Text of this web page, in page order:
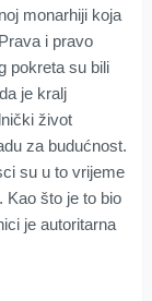
monarhiji koja
i pravo
pokreta su bili
je kralj
život
za budućnost.
su u to vrijeme
Kao što je to bio
je autoritarna